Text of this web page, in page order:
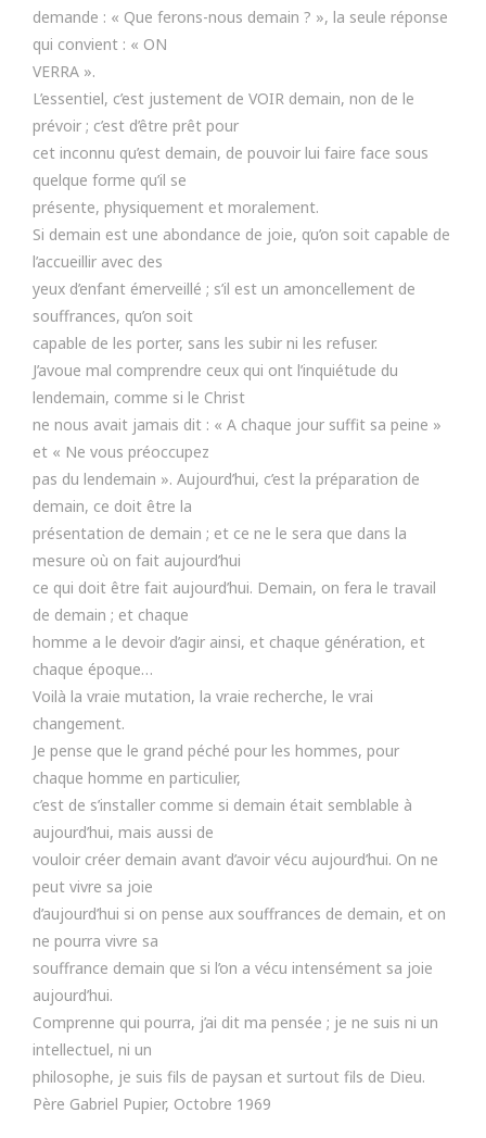
demande : « Que ferons-nous demain ? », la seule réponse
qui convient : « ON
VERRA ».
L’essentiel, c’est justement de VOIR demain, non de le
prévoir ; c’est d’être prêt pour
cet inconnu qu’est demain, de pouvoir lui faire face sous
quelque forme qu’il se
présente, physiquement et moralement.
Si demain est une abondance de joie, qu’on soit capable de
l’accueillir avec des
yeux d’enfant émerveillé ; s’il est un amoncellement de
souffrances, qu’on soit
capable de les porter, sans les subir ni les refuser.
J’avoue mal comprendre ceux qui ont l’inquiétude du
lendemain, comme si le Christ
ne nous avait jamais dit : « A chaque jour suffit sa peine »
et « Ne vous préoccupez
pas du lendemain ». Aujourd’hui, c’est la préparation de
demain, ce doit être la
présentation de demain ; et ce ne le sera que dans la
mesure où on fait aujourd’hui
ce qui doit être fait aujourd’hui. Demain, on fera le travail
de demain ; et chaque
homme a le devoir d’agir ainsi, et chaque génération, et
chaque époque…
Voilà la vraie mutation, la vraie recherche, le vrai
changement.
Je pense que le grand péché pour les hommes, pour
chaque homme en particulier,
c’est de s’installer comme si demain était semblable à
aujourd’hui, mais aussi de
vouloir créer demain avant d’avoir vécu aujourd’hui. On ne
peut vivre sa joie
d’aujourd’hui si on pense aux souffrances de demain, et on
ne pourra vivre sa
souffrance demain que si l’on a vécu intensément sa joie
aujourd’hui.
Comprenne qui pourra, j’ai dit ma pensée ; je ne suis ni un
intellectuel, ni un
philosophe, je suis fils de paysan et surtout fils de Dieu.
Père Gabriel Pupier, Octobre 1969